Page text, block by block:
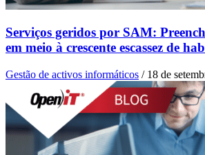
Serviços geridos por SAM:
em meio à crescente escassez de
Gestão de activos informáticos / 18 de